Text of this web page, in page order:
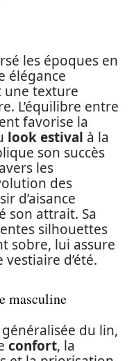
les époques en
élégance
une texture
L’équilibre entre
favorise la
look estival à la
son succès
les
des
d’aisance
son attrait. Sa
silhouettes
sobre, lui assure
d’été.
masculine
du lin,
confort, la